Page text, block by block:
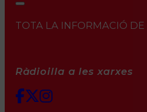
TOTA LA INFORMACIÓ
Ràdioilla a les xarxes